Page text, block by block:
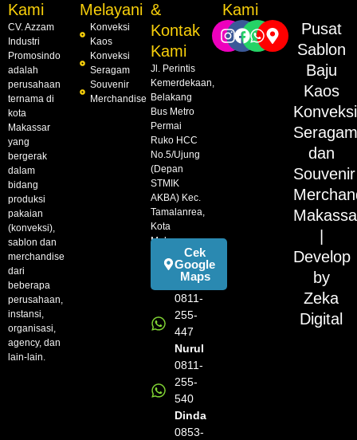
Kami
CV. Azzam
Industri
Promosindo
adalah
perusahaan
ternama di
kota
Makassar
yang
bergerak
dalam
bidang
produksi
pakaian
(konveksi),
sablon dan
merchandise
dari
beberapa
perusahaan,
instansi,
organisasi,
agency, dan
lain-lain.
Melayani
Konveksi
Kaos
Konveksi
Seragam
Souvenir
Merchandise
&
Kontak
Kami
Jl. Perintis
Kemerdekaan,
Belakang
Bus Metro
Permai
Ruko HCC
No.5/Ujung
(Depan
STMIK
AKBA) Kec.
Tamalanrea,
Kota
Makassar
Cek
Google
Maps
0811-
255-
447
Nurul
0811-
255-
540
Dinda
0853-
Kami
Pusat
Sablon
Baju
Kaos
Konveksi
dan
Souvenir
Develop
by
Zeka
Digital